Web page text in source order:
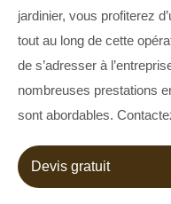
jardinier, vous profiterez
tout au long de cette
de s’adresser à
nombreuses prestations
sont abordables.
Devis gratuit